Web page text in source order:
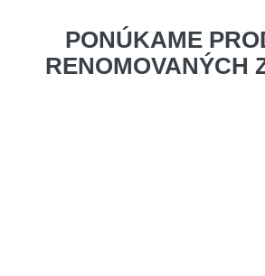
PONÚKAME
RENOMOVANÝCH